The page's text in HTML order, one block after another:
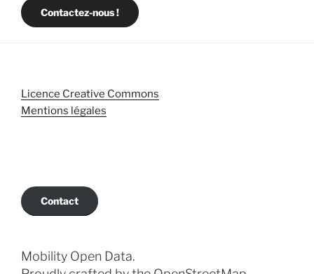
Contactez-nous !
Licence Creative Commons
Mentions légales
Contact
Mobility Open Data.